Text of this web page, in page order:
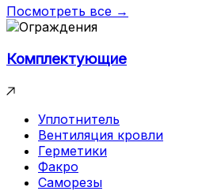
Посмотреть все →
Комплектующие
Уплотнитель
Вентиляция кровли
Герметики
Факро
Саморезы